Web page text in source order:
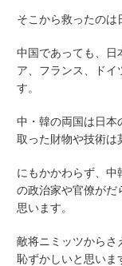
そこから救ったのは
中国であっても、日
ア、フランス、ド
す。
中・韓の両国は日本
取った財物や技術は
にもかかわらず、中
の政治家や官僚がだ
思います。
敵将ニミッツからさ
恥ずかしいと思いま